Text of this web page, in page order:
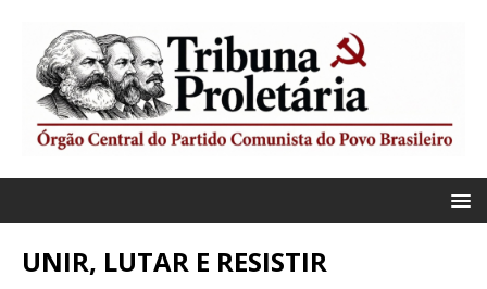
UNIR, LUTAR E RESISTIR